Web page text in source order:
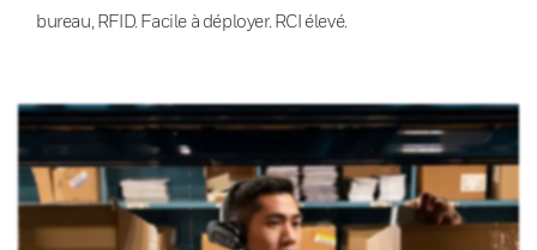
bureau, RFID. Facile à déployer. RCI élevé.